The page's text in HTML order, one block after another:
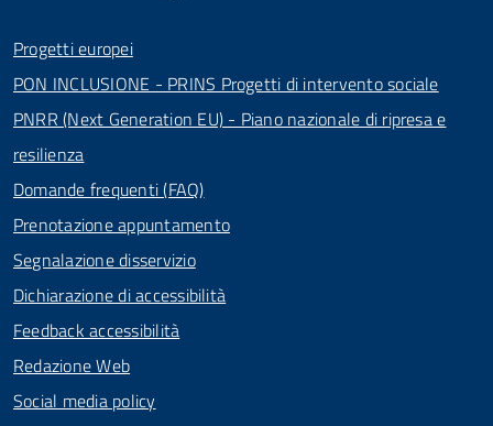
Progetti europei
PON INCLUSIONE - PRINS Progetti di intervento sociale
PNRR (Next Generation EU) - Piano nazionale di ripresa e
resilienza
Domande frequenti (FAQ)
Prenotazione appuntamento
Segnalazione disservizio
Dichiarazione di accessibilità
Feedback accessibilità
Redazione Web
Social media policy